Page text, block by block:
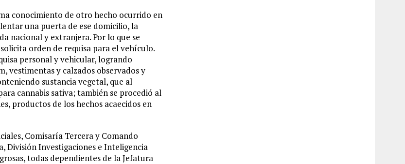
conocimiento de otro hecho ocurrido en
una puerta de ese domicilio, la
nacional y extranjera. Por lo que se
orden de requisa para el vehículo.
personal y vehicular, logrando
vestimentas y calzados observados y
sustancia vegetal, que al
cannabis sativa; también se procedió al
productos de los hechos acaecidos en
Comisaría Tercera y Comando
División Investigaciones e Inteligencia
todas dependientes de la Jefatura